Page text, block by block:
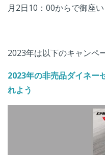
月2日10：00からで御座い
2023年は以下のキャンペ
2023年の非売品ダイネー
れよう